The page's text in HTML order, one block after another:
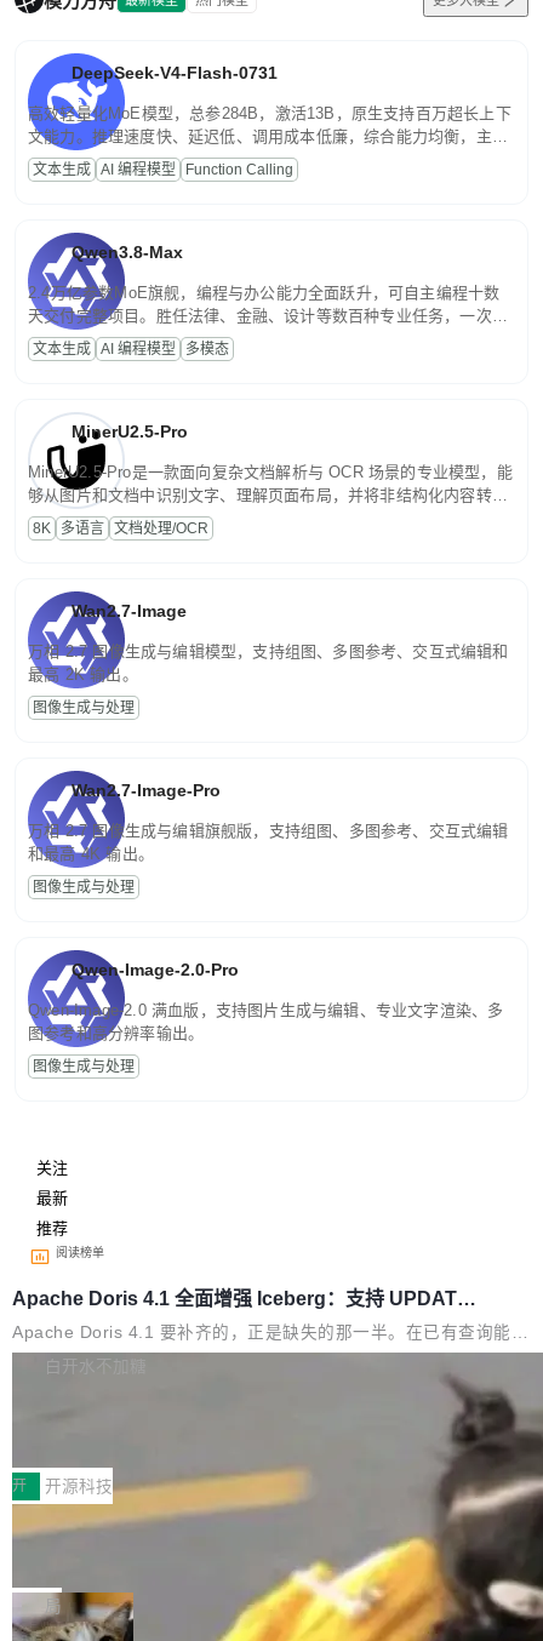
DeepSeek-V4-Flash-0731
高效轻量化MoE模型，总参284B，激活13B，原生支持百万超长上下
文能力。推理速度快、延迟低、调用成本低廉，综合能力均衡，主打
高并发、轻量化任务，适合日常对话、内容创作、基础 RAG、批量
文案处理等普惠刚需场景。
文本生成 AI 编程模型 Function Calling
Qwen3.8-Max
2.4万亿参数MoE旗舰，编程与办公能力全面跃升，可自主编程十数
天交付完整项目。胜任法律、金融、设计等数百种专业任务，一次对
话端到端交付生产级成果。原生视觉理解贯穿规划、执行与验证全流
程，支持超长文档与长视频的深度语义解析。长程任务中自主规划与
文本生成 AI 编程模型 多模态
MinerU2.5-Pro
MinerU2.5-Pro是一款面向复杂文档解析与 OCR 场景的专业模型，能
够从图片和文档中识别文字、理解页面布局，并将非结构化内容转换
为便于存储、检索和二次处理的结构化结果。
8K 多语言 文档处理/OCR
Wan2.7-Image
万相 2.7 图像生成与编辑模型，支持组图、多图参考、交互式编辑和
最高 2K 输出。
图像生成与处理
Wan2.7-Image-Pro
万相 2.7 图像生成与编辑旗舰版，支持组图、多图参考、交互式编辑
和最高 4K 输出。
图像生成与处理
Qwen-Image-2.0-Pro
Qwen-Image-2.0 满血版，支持图片生成与编辑、专业文字渲染、多
图参考和高分辨率输出。
图像生成与处理
关注
最新
推荐
阅读榜单
Apache Doris 4.1 全面增强 Iceberg：支持 UPDAT
E、MERGE INTO 与 Iceberg V3
Apache Doris 4.1 要补齐的，正是缺失的那一半。在已有查询能力
的基础上，Doris 进一步支持了 UPDATE、DELETE、MERGE IN
TO 等数据修改操作、完整的表结构管理与分区演进，以及 rewrite
_data_files、expire_snapshots 等日常维护操作，并完整支持 Ice
白开水不加糖
村国家自主创新示范区会议中心开幕。本届大会
由中关村智联软件服务业质量创新联盟主办，以
“智构可信·质创未来——AI原生时代的质量新范
式”为主题，直面AI从实验室走向规模化产业落地
的核心质量命题。会上，《2026智能研发生产力
工具选型手册》发布，Testin云测的Testin XAge
开 开源科技
让非法状态不可表示：一篇关于 ADT 的帖子在 Reddit
有一种东西，一旦用过就回不去了。Alex Fedoseev 管它叫"软件
设计的基石"。 他说的东西不新鲜——代数数据类型（ADT），尤
其是和类型（sum type）。但他说清楚了一件事：这不是类型系统
局